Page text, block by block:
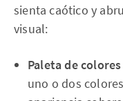
sienta caótico y
visual:
Paleta de
uno o dos